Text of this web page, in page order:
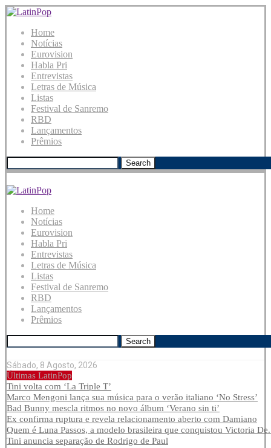
Home
Notícias
Eurovision
Habla Pri
Entrevistas
Letras de Música
Listas
Festival de Sanremo
RBD
Lançamentos
Prêmios
Search
Home
Notícias
Eurovision
Habla Pri
Entrevistas
Letras de Música
Listas
Festival de Sanremo
RBD
Lançamentos
Prêmios
Search
Sábado, 8 Agosto, 2026
Últimas LatinPop
Tini volta com ‘La Triple T’
Marco Mengoni lança sua música para o verão italiano ‘No Stress’
Bad Bunny mescla ritmos no novo álbum ‘Verano sin ti’
Ex confirma ruptura e revela relacionamento aberto com Damiano
Quem é Luna Passos, a modelo brasileira que conquistou Victoria
Tini anuncia separação de Rodrigo de Paul